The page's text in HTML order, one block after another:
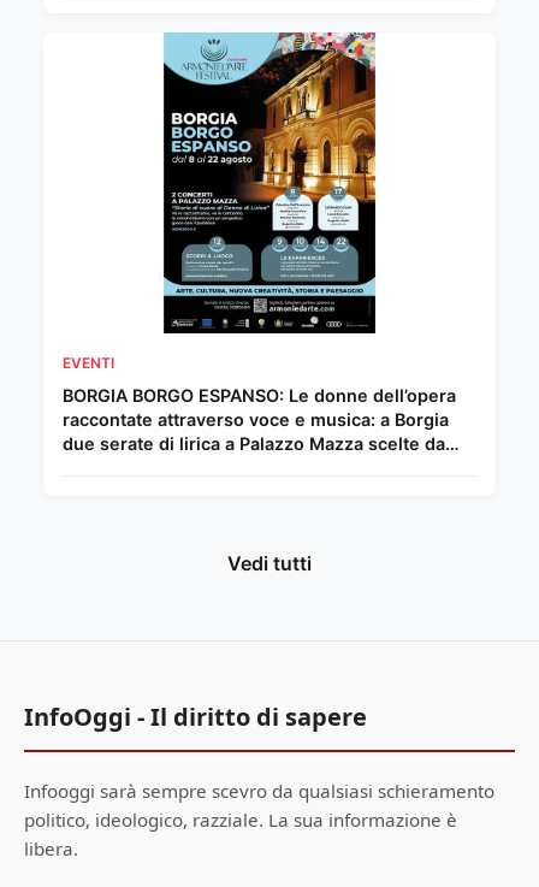
EVENTI
BORGIA BORGO ESPANSO: Le donne dell’opera
raccontate attraverso voce e musica: a Borgia
due serate di lirica a Palazzo Mazza scelte da
Vedi tutti
InfoOggi - Il diritto di sapere
Infooggi sarà sempre scevro da qualsiasi schieramento
politico, ideologico, razziale. La sua informazione è
libera.